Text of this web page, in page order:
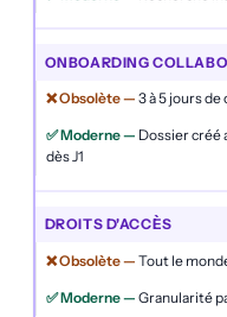
ONBOARDING
3 à 5 jours
Dossier créé
dès J1
DROITS D'ACCÈS
Tout le
Granularité